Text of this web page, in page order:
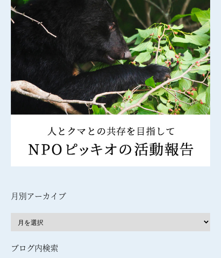
月別アーカイブ
ブログ内検索